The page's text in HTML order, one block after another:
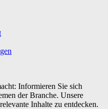
Informieren Sie sich
der Branche. Unsere
Inhalte zu entdecken.